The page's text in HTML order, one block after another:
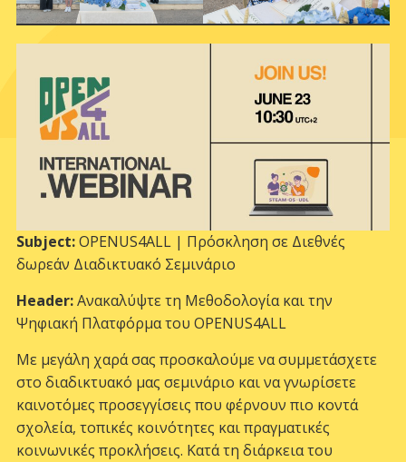
Subject:OPENUS4ALL | Πρόσκληση σε Διεθνές
δωρεάν Διαδικτυακό Σεμινάριο
Header:Ανακαλύψτε τη Μεθοδολογία και την
Ψηφιακή Πλατφόρμα του OPENUS4ALL
Με μεγάλη χαρά σας προσκαλούμε να συμμετάσχετε
στο διαδικτυακό μας σεμινάριο και να γνωρίσετε
καινοτόμες προσεγγίσεις που φέρνουν πιο κοντά
σχολεία, τοπικές κοινότητες και πραγματικές
κοινωνικές προκλήσεις. Κατά τη διάρκεια του